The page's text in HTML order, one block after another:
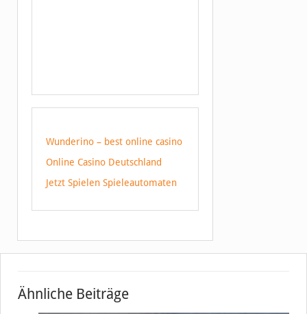
Wunderino – best online casino
Online Casino Deutschland
Jetzt Spielen Spieleautomaten
Ähnliche Beiträge